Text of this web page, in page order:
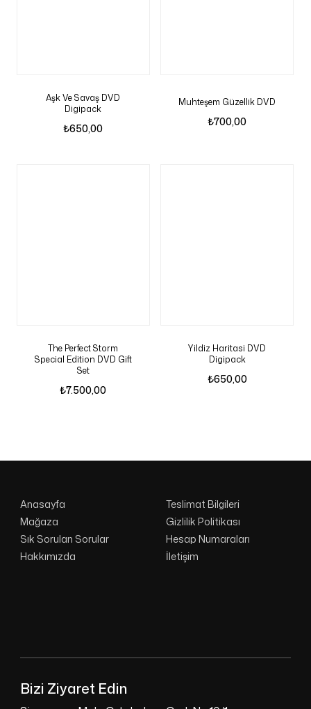
Aşk Ve Savaş DVD
Digipack
₺650,00
Muhteşem Güzellik DVD
₺700,00
The Perfect Storm
Special Edition DVD Gift
Set
₺7.500,00
Yildiz Haritasi DVD
Digipack
₺650,00
Bizi Ziyaret Edin
Anasayfa
Mağaza
Sık Sorulan Sorular
Hakkımızda
Teslimat Bilgileri
Gizlilik Politikası
Hesap Numaraları
İletişim